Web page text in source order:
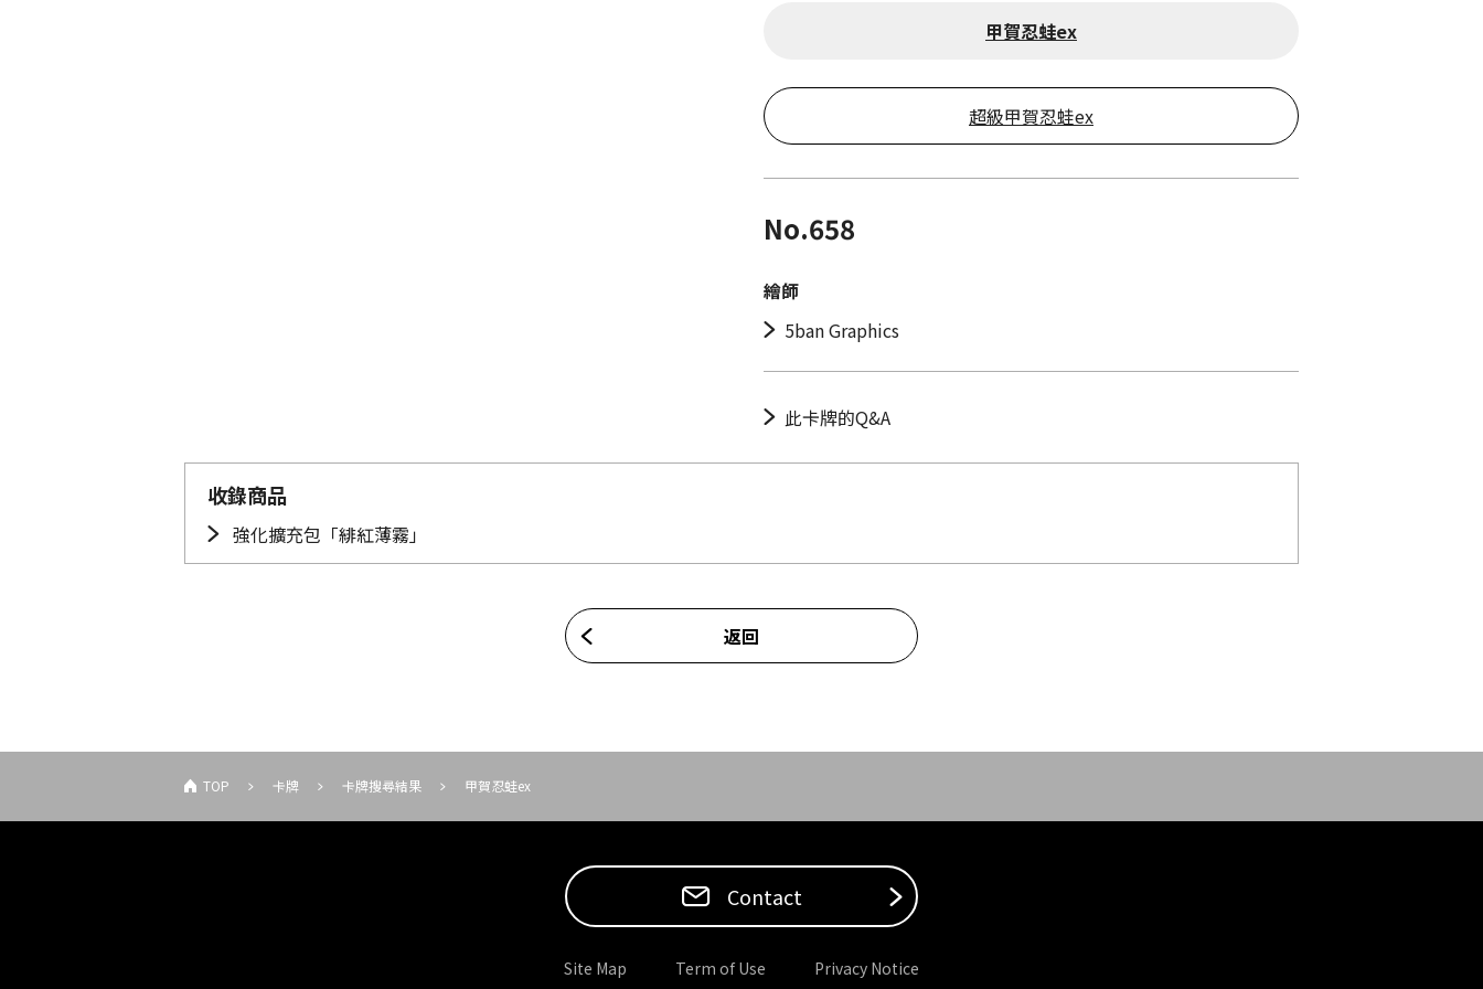
甲賀忍蛙ex
超級甲賀忍蛙ex
No.658
繪師
5ban Graphics
此卡牌的Q&A
收錄商品
強化擴充包「緋紅薄霧」
返回
TOP 卡牌 卡牌搜尋結果 甲賀忍蛙ex
Contact
Site Map Term of Use Privacy Notice